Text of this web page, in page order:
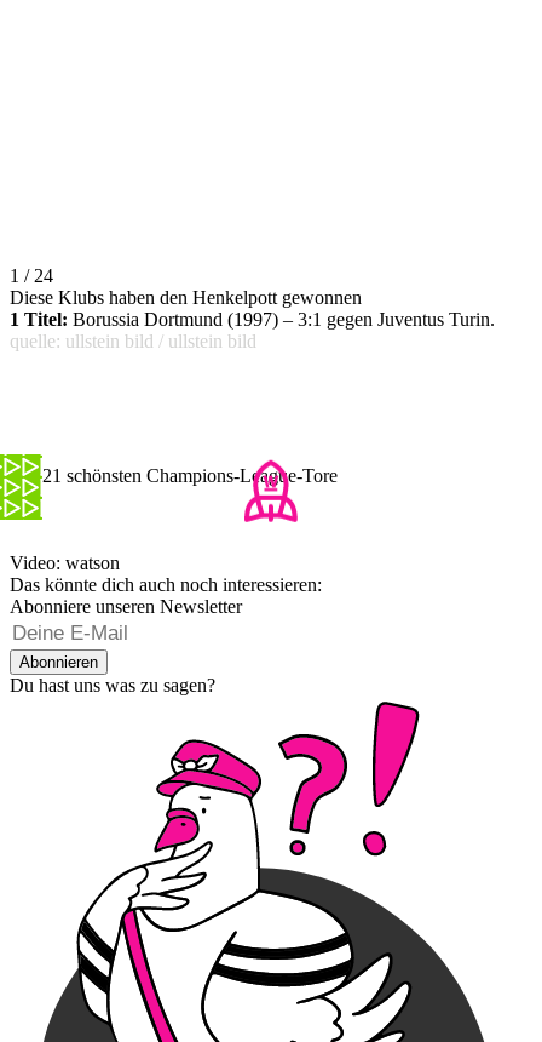
1 / 24
Diese Klubs haben den Henkelpott gewonnen
1 Titel: Borussia Dortmund (1997) – 3:1 gegen Juventus Turin.
quelle: ullstein bild / ullstein bild
Die 21 schönsten Champions-League-Tore
Video: watson
Das könnte dich auch noch interessieren:
Abonniere unseren Newsletter
Abonnieren
Du hast uns was zu sagen?